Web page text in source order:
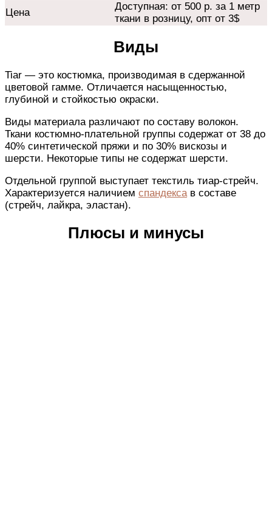
Цена
Доступная: от 500 р. за 1 метр
ткани в розницу, опт от 3$
Виды
Tiar — это костюмка, производимая в сдержанной
цветовой гамме. Отличается насыщенностью,
глубиной и стойкостью окраски.
Виды материала различают по составу волокон.
Ткани костюмно-плательной группы содержат от 38 до
40% синтетической пряжи и по 30% вискозы и
шерсти. Некоторые типы не содержат шерсти.
Отдельной группой выступает текстиль тиар-стрейч.
Характеризуется наличием спандекса в составе
(стрейч, лайкра, эластан).
Плюсы и минусы